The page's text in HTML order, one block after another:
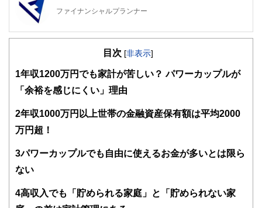
ファイナンシャルプランナー
FinancialField編集部は、金融、経済に関する記事を、日々
知識がない方でも理解できるようわかりやすく発信していま
得者を中心に「お金や暮らし」に関する書籍・雑誌の編集経
関わることで、読者目線のコンテンツを追求しています。
ドバイザー、DCプランナー、公認会計士、社会保険労務
かしく感じられる年金や税金、相続、保険、ローンなどの話
をわかりやすく発信している点です。
目次 [非表示]
1 年収1200万円でも家計が苦しい？ パワーカップルが
「余裕を感じにくい」理由
2年収1000万円以上世帯の金融資産保有額は平均2000
万円超！
3パワーカップルでも自由に使えるお金が多いとは限ら
ない
4高収入でも「貯められる家庭」と「貯められない家